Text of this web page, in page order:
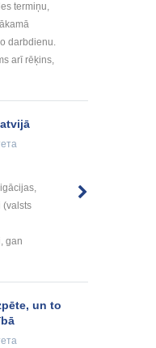
termiņu,
darbdienu.
arī rēķins,
(valsts
gan
un to